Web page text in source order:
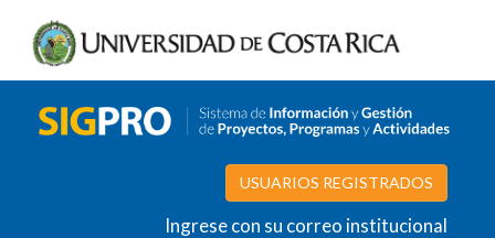
USUARIOS REGISTRADOS
Ingrese con su correo institucional